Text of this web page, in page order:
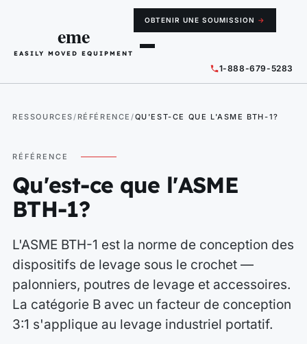
eme
EASILY MOVED EQUIPMENT
1-888-679-5283
OBTENIR UNE SOUMISSION →
RESSOURCES RÉFÉRENCE QU'EST-CE QUE L'ASME BTH-1?
RÉFÉRENCE
Qu'est-ce que l'ASME
BTH-1?
L'ASME BTH-1 est la norme de conception des
dispositifs de levage sous le crochet —
palonniers, poutres de levage et accessoires.
La catégorie B avec un facteur de conception
3:1 s'applique au levage industriel portatif.